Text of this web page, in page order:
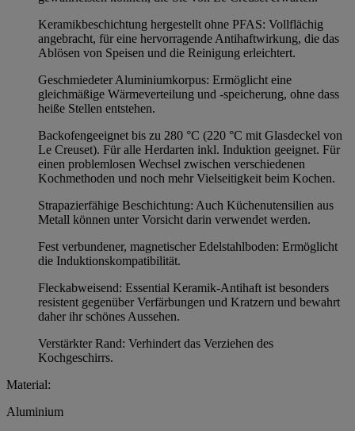
Keramikbeschichtung hergestellt ohne PFAS: Vollflächig
angebracht, für eine hervorragende Antihaftwirkung, die das
Ablösen von Speisen und die Reinigung erleichtert.
Geschmiedeter Aluminiumkorpus: Ermöglicht eine
gleichmäßige Wärmeverteilung und -speicherung, ohne dass
heiße Stellen entstehen.
Backofengeeignet bis zu 280 °C (220 °C mit Glasdeckel von
Le Creuset). Für alle Herdarten inkl. Induktion geeignet. Für
einen problemlosen Wechsel zwischen verschiedenen
Kochmethoden und noch mehr Vielseitigkeit beim Kochen.
Strapazierfähige Beschichtung: Auch Küchenutensilien aus
Metall können unter Vorsicht darin verwendet werden.
Fest verbundener, magnetischer Edelstahlboden: Ermöglicht
die Induktionskompatibilität.
Fleckabweisend: Essential Keramik-Antihaft ist besonders
resistent gegenüber Verfärbungen und Kratzern und bewahrt
daher ihr schönes Aussehen.
Verstärkter Rand: Verhindert das Verziehen des
Kochgeschirrs.
Material:
Aluminium